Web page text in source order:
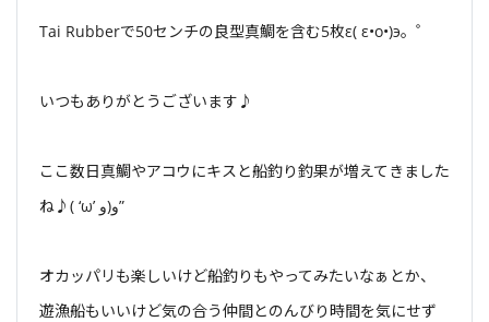
Tai Rubberで50センチの良型真鯛を含む5枚ε( ε•o•)э。゜
いつもありがとうございます♪
ここ数日真鯛やアコウにキスと船釣り釣果が増えてきました
ね♪( ‘ω’ و(و”
オカッパリも楽しいけど船釣りもやってみたいなぁとか、
遊漁船もいいけど気の合う仲間とのんびり時間を気にせず